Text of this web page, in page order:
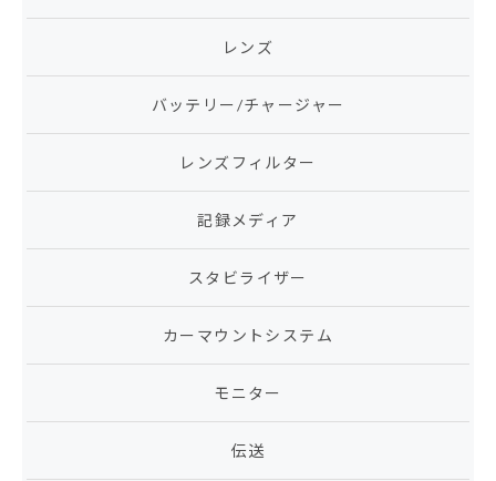
レンズ
バッテリー/チャージャー
レンズフィルター
記録メディア
スタビライザー
カーマウントシステム
モニター
伝送